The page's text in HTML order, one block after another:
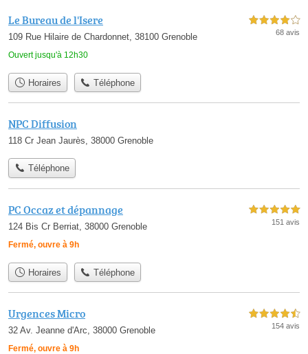
Le Bureau de l'Isere
109 Rue Hilaire de Chardonnet, 38100 Grenoble
Ouvert jusqu'à 12h30
4,0 étoiles sur 5
68 avis
Horaires Téléphone
NPC Diffusion
118 Cr Jean Jaurès, 38000 Grenoble
Téléphone
PC Occaz et dépannage
124 Bis Cr Berriat, 38000 Grenoble
Fermé, ouvre à 9h
5,0 étoiles sur 5
151 avis
Horaires Téléphone
Urgences Micro
32 Av. Jeanne d'Arc, 38000 Grenoble
Fermé, ouvre à 9h
4,5 étoiles sur 5
154 avis